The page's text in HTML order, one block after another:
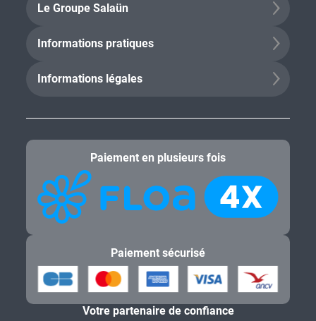
Le Groupe Salaün
Informations pratiques
Informations légales
Paiement en plusieurs fois
Paiement sécurisé
Votre partenaire de confiance